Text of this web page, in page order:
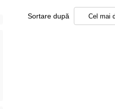
Sortare după Cel mai